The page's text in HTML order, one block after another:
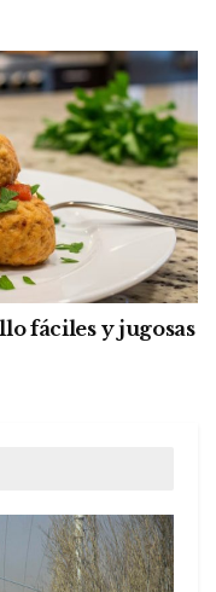
fáciles y jugosas